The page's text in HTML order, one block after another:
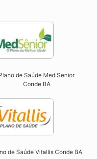
de Saúde Med Senior
Conde BA
de Saúde Vitallis Conde BA